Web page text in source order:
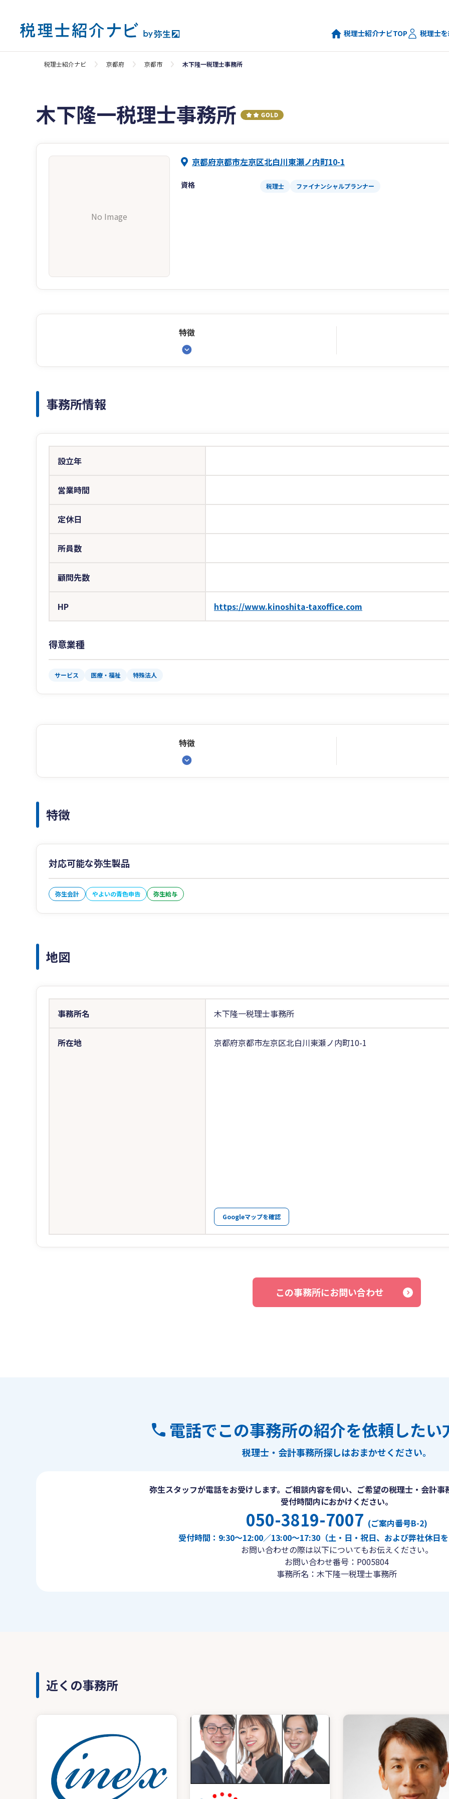
税理士紹介ナビTOP 税理士
税理士紹介ナビ 京都府 京都市 木下隆一税理士事務所
木下隆一税理士事務所
No Image
京都府京都市左京区北白川東瀬ノ内町10-1
資格 税理士 ファイナンシャルプランナー
特徴
事務所情報
設立年
営業時間
定休日
所員数
顧問先数
HP https://www.kinoshita-taxoffice.com
得意業種
サービス 医療・福祉 特殊法人
特徴
特徴
対応可能な弥生製品
弥生会計 やよいの青色申告 弥生給与
地図
事務所名 木下隆一税理士事務所
所在地 京都府京都市左京区北白川東瀬ノ内町10-1
Googleマップを確認
この事務所にお問い合わせ
電話でこの事務所の紹介を依頼したい
税理士・会計事務所探しはおまかせください。
弥生スタッフが電話をお受けします。ご相談内容を伺い、ご希望の税理士・会計事
受付時間内におかけください。
050-3819-7007 (ご案内番号B-2)
受付時間：9:30〜12:00／13:00〜17:30（土・日・祝日、および弊社休日
お問い合わせの際は以下についてもお伝えください。
お問い合わせ番号：P005804
事務所名：木下隆一税理士事務所
近くの事務所